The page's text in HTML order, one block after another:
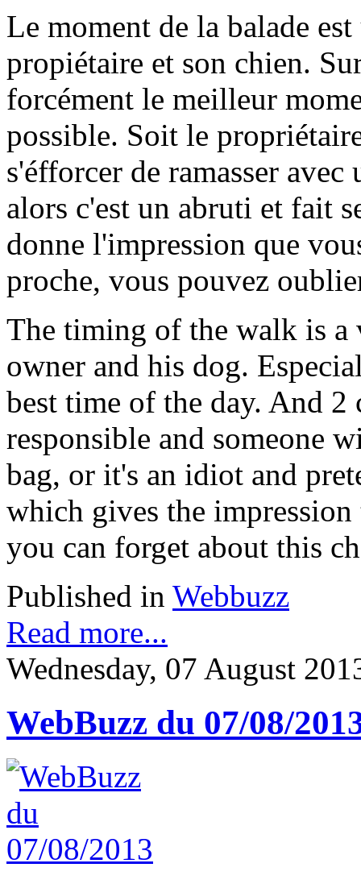
Le moment de la balade
propiétaire et son chien.
forcément le meilleur
possible. Soit le
s'éfforcer de ramasser
alors c'est un abruti et fait
donne l'impression que
proche, vous pouvez
The timing of the walk is a
owner and his dog.
best time of the day. And 2
responsible and someone
bag, or it's an idiot and
which gives the
you can forget about this
Published in Webbuzz
Read more...
Wednesday, 07 August
WebBuzz du 07/08/